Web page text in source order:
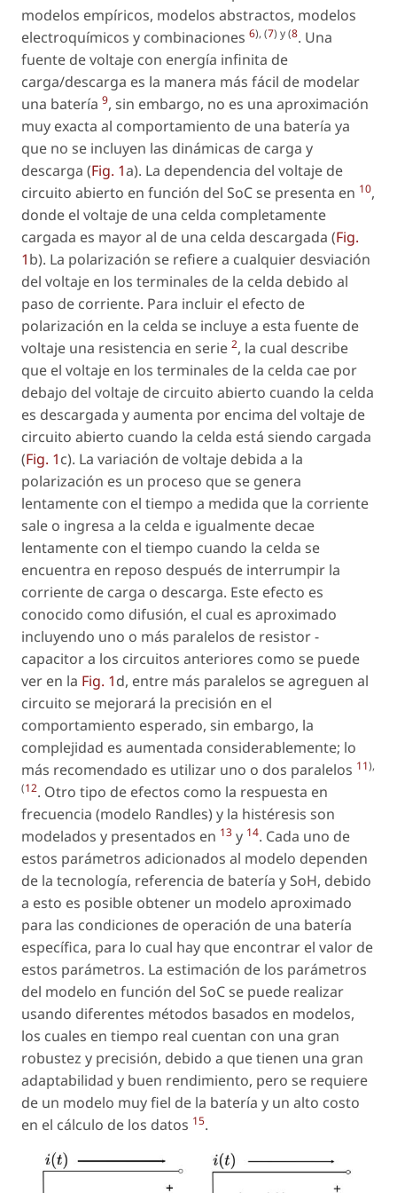
modelos empíricos, modelos abstractos, modelos
electroquímicos y combinaciones 6), (7) y (8. Una
fuente de voltaje con energía infinita de
carga/descarga es la manera más fácil de modelar
una batería 9, sin embargo, no es una aproximación
muy exacta al comportamiento de una batería ya
que no se incluyen las dinámicas de carga y
descarga (Fig. 1a). La dependencia del voltaje de
circuito abierto en función del SoC se presenta en 10,
donde el voltaje de una celda completamente
cargada es mayor al de una celda descargada (Fig.
1b). La polarización se refiere a cualquier desviación
del voltaje en los terminales de la celda debido al
paso de corriente. Para incluir el efecto de
polarización en la celda se incluye a esta fuente de
voltaje una resistencia en serie 2, la cual describe
que el voltaje en los terminales de la celda cae por
debajo del voltaje de circuito abierto cuando la celda
es descargada y aumenta por encima del voltaje de
circuito abierto cuando la celda está siendo cargada
(Fig. 1c). La variación de voltaje debida a la
polarización es un proceso que se genera
lentamente con el tiempo a medida que la corriente
sale o ingresa a la celda e igualmente decae
lentamente con el tiempo cuando la celda se
encuentra en reposo después de interrumpir la
corriente de carga o descarga. Este efecto es
conocido como difusión, el cual es aproximado
incluyendo uno o más paralelos de resistor -
capacitor a los circuitos anteriores como se puede
ver en la Fig. 1d, entre más paralelos se agreguen al
circuito se mejorará la precisión en el
comportamiento esperado, sin embargo, la
complejidad es aumentada considerablemente; lo
más recomendado es utilizar uno o dos paralelos 11),
(12. Otro tipo de efectos como la respuesta en
frecuencia (modelo Randles) y la histéresis son
modelados y presentados en 13 y 14. Cada uno de
estos parámetros adicionados al modelo dependen
de la tecnología, referencia de batería y SoH, debido
a esto es posible obtener un modelo aproximado
para las condiciones de operación de una batería
específica, para lo cual hay que encontrar el valor de
estos parámetros. La estimación de los parámetros
del modelo en función del SoC se puede realizar
usando diferentes métodos basados en modelos,
los cuales en tiempo real cuentan con una gran
robustez y precisión, debido a que tienen una gran
adaptabilidad y buen rendimiento, pero se requiere
de un modelo muy fiel de la batería y un alto costo
en el cálculo de los datos 15.